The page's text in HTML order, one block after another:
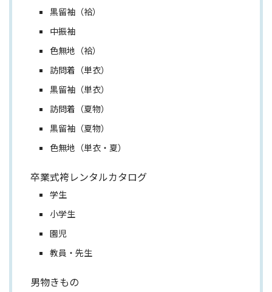
黒留袖（袷）
中振袖
色無地（袷）
訪問着（単衣）
黒留袖（単衣）
訪問着（夏物）
黒留袖（夏物）
色無地（単衣・夏）
卒業式袴レンタルカタログ
学生
小学生
園児
教員・先生
男物きもの